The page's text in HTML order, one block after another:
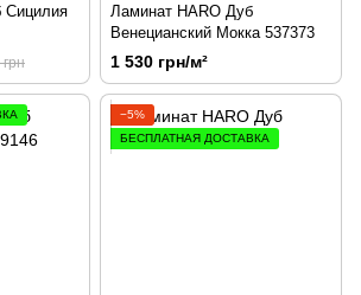
Сицилия
Ламинат HARO Дуб
Венецианский Мокка 537373
1 530 грн/м²
−5%
БЕСПЛАТНАЯ ДОСТАВКА